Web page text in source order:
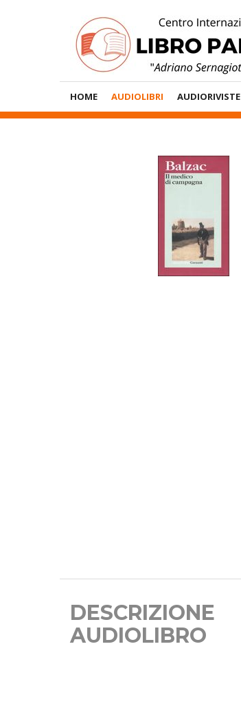
Menù
Principale
HOME AUDIOLIBRI AUDIORIVISTE
DESCRIZIONE
AUDIOLIBRO